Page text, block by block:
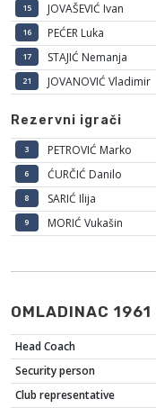
15 JOVAŠEVIĆ Ivan
16 PEĆER Luka
17 STAJIĆ Nemanja
21 JOVANOVIĆ Vladimir
Rezervni igrači
3 PETROVIĆ Marko
6 ĆURČIĆ Danilo
8 SARIĆ Ilija
9 MORIĆ Vukašin
OMLADINAC 1961
Head Coach
Security person
Club representative